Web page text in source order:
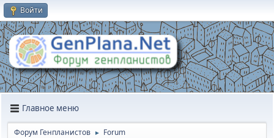
Войти
Главное меню
Форум Генпланистов ► Forum